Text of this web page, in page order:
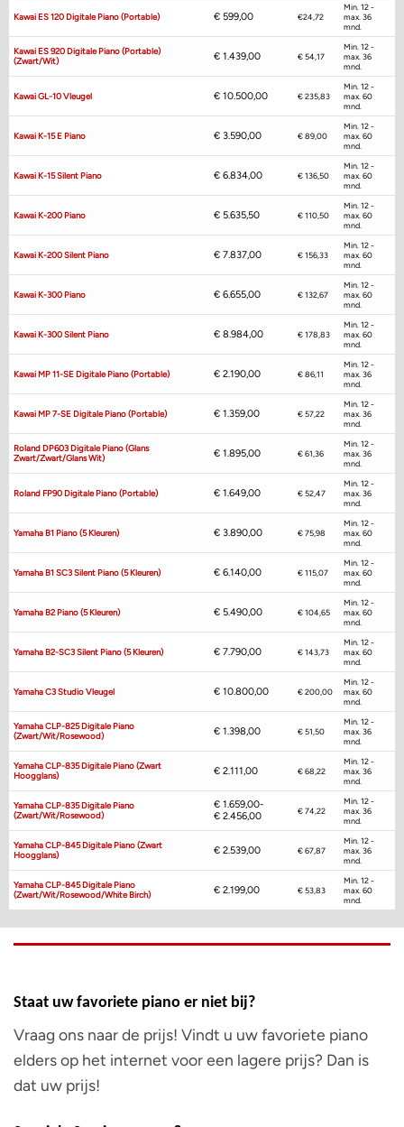
Kawai ES 120 Digitale Piano (portable) € 599,00 €24,72
Min. 12 -
max. 36
mnd.
Kawai ES 920 Digitale Piano (portable)
(zwart/wit)
€ 1.439,00 € 54,17
Min. 12 -
max. 36
mnd.
Kawai GL-10 Vleugel € 10.500,00 € 235,83
Min. 12 -
max. 60
mnd.
Kawai K-15 E Piano € 3.590,00 € 89,00
Min. 12 -
max. 60
mnd.
Kawai K-15 Silent Piano € 6.834,00 € 136,50
Min. 12 -
max. 60
mnd.
Kawai K-200 Piano € 5.635,50 € 110,50
Min. 12 -
max. 60
mnd.
Kawai K-200 Silent Piano € 7.837,00 € 156,33
Min. 12 -
max. 60
mnd.
Kawai K-300 Piano € 6.655,00 € 132,67
Min. 12 -
max. 60
mnd.
Kawai K-300 Silent Piano € 8.984,00 € 178,83
Min. 12 -
max. 60
mnd.
Kawai MP 11-SE Digitale Piano (portable) € 2.190,00 € 86,11
Min. 12 -
max. 36
mnd.
Kawai MP 7-SE Digitale Piano (portable) € 1.359,00 € 57,22
Min. 12 -
max. 36
mnd.
Roland DP603 Digitale Piano (glans
Zwart/zwart/glans Wit)
€ 1.895,00 € 61,36
Min. 12 -
max. 36
mnd.
Roland FP90 Digitale Piano (portable) € 1.649,00 € 52,47
Min. 12 -
max. 36
mnd.
Yamaha B1 Piano (5 Kleuren) € 3.890,00 € 75,98
Min. 12 -
max. 60
mnd.
Yamaha B1 SC3 Silent Piano (5 Kleuren) € 6.140,00 € 115,07
Min. 12 -
max. 60
mnd.
Yamaha B2 Piano (5 Kleuren) € 5.490,00 € 104,65
Min. 12 -
max. 60
mnd.
Yamaha B2-SC3 Silent Piano (5 Kleuren) € 7.790,00 € 143,73
Min. 12 -
max. 60
mnd.
Yamaha C3 Studio Vleugel € 10.800,00 € 200,00
Min. 12 -
max. 60
mnd.
Yamaha CLP-825 Digitale Piano
(zwart/wit/rosewood)
€ 1.398,00 € 51,50
Min. 12 -
max. 36
mnd.
Yamaha CLP-835 Digitale Piano (zwart
Hoogglans)
€ 2.111,00 € 68,22
Min. 12 -
max. 36
mnd.
Yamaha CLP-835 Digitale Piano
(zwart/wit/rosewood)
€ 1.659,00-
€ 2.456,00 € 74,22
Min. 12 -
max. 36
mnd.
Yamaha CLP-845 Digitale Piano (zwart
Hoogglans)
€ 2.539,00 € 67,87
Min. 12 -
max. 36
mnd.
Yamaha CLP-845 Digitale Piano
(zwart/wit/rosewood/white Birch)
€ 2.199,00 € 53,83
Min. 12 -
max. 60
mnd.
Staat uw favoriete piano er niet bij?
Vraag ons naar de prijs! Vindt u uw favoriete piano
elders op het internet voor een lagere prijs? Dan is
dat uw prijs!